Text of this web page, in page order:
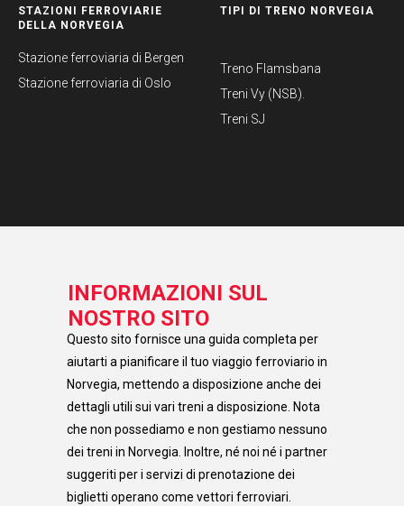
STAZIONI FERROVIARIE
DELLA NORVEGIA
Stazione ferroviaria di Bergen
Stazione ferroviaria di Oslo
TIPI DI TRENO NORVEGIA
Treno Flamsbana
Treni Vy (NSB).
Treni SJ
INFORMAZIONI SUL
NOSTRO SITO
Questo sito fornisce una guida completa per
aiutarti a pianificare il tuo viaggio ferroviario in
Norvegia, mettendo a disposizione anche dei
dettagli utili sui vari treni a disposizione. Nota
che non possediamo e non gestiamo nessuno
dei treni in Norvegia. Inoltre, né noi né i partner
suggeriti per i servizi di prenotazione dei
biglietti operano come vettori ferroviari.